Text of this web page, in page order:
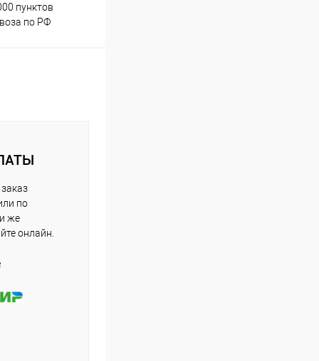
пунктов
по РФ
по
же
онлайн.